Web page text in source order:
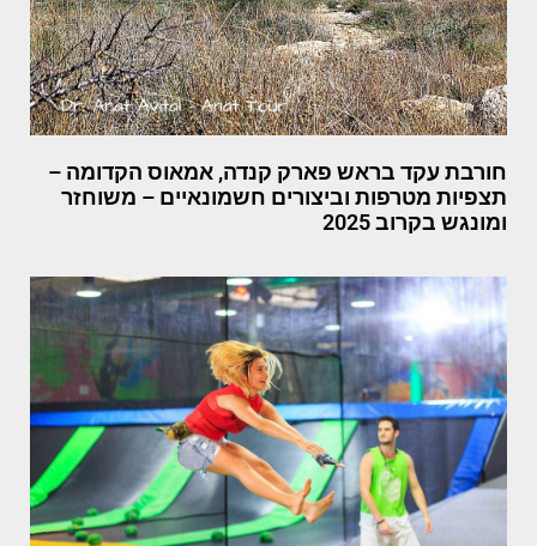
חורבת עקד בראש פארק קנדה, אמאוס הקדומה –
תצפיות מטרפות וביצורים חשמונאיים – משוחזר
ומונגש בקרוב 2025